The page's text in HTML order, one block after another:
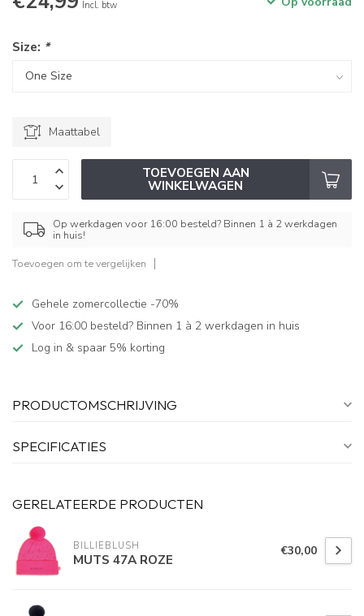
Incl. btw
Size: *
Maattabel
TOEVOEGEN AAN
WINKELWAGEN
Op werkdagen voor 16:00 besteld? Binnen 1 à 2 werkdagen
in huis!
Toevoegen om te vergelijken
Gehele zomercollectie -70%
Voor 16:00 besteld? Binnen 1 à 2 werkdagen in huis
Log in & spaar 5% korting
PRODUCTOMSCHRIJVING
SPECIFICATIES
GERELATEERDE PRODUCTEN
BILLIEBLUSH
MUTS 47A ROZE €30,00